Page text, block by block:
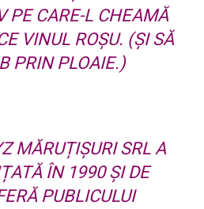
PE CARE-L CHEAMĂ
VINUL ROȘU. (ȘI SĂ
PRIN PLOAIE.)
MĂRUȚIȘURI SRL A
ÎN 1990 ȘI DE
PUBLICULUI